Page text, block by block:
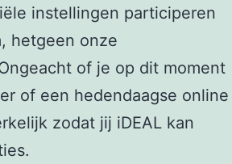
instellingen participeren
hetgeen onze
of je op dit moment
of een hedendaagse online
zodat jij iDEAL kan